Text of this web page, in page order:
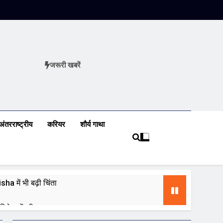
जरूरी खबरें
करियर शौर्य गाथा
में भी बढ़ी चिंता
की नजर